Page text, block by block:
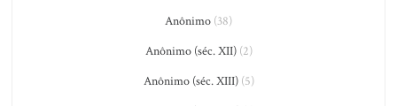
Anônimo (38)
Anônimo (séc. XII)(2)
Anônimo (séc. XIII)(5)